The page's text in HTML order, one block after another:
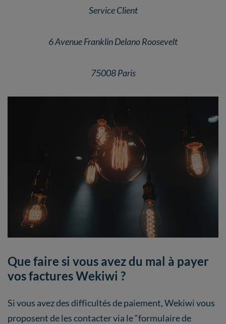
Service Client
6 Avenue Franklin Delano Roosevelt
75008 Paris
Que faire si vous avez du mal à payer
vos factures Wekiwi ?
Si vous avez des difficultés de paiement, Wekiwi vous
proposent de les contacter via le “formulaire de